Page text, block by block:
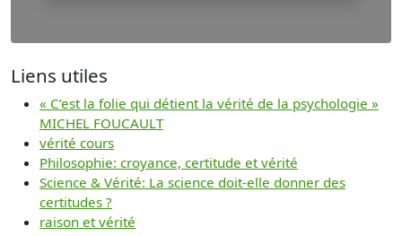
Liens utiles
« C’est la folie qui détient la vérité de la psychologie »
MICHEL FOUCAULT
vérité cours
Philosophie: croyance, certitude et vérité
Science & Vérité: La science doit-elle donner des
certitudes ?
raison et vérité